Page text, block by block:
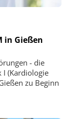
in Gießen
- die
I (Kardiologie
zu Beginn